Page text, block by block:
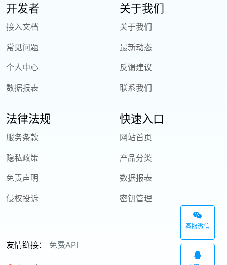
开发者
接入文档
常见问题
个人中心
数据报表
关于我们
关于我们
最新动态
反馈建议
联系我们
法律法规
服务条款
隐私政策
免责声明
侵权投诉
快速入口
网站首页
产品分类
数据报表
密钥管理
友情链接： 免费API
客服微信